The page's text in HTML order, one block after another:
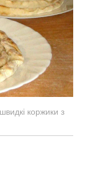
коржики з